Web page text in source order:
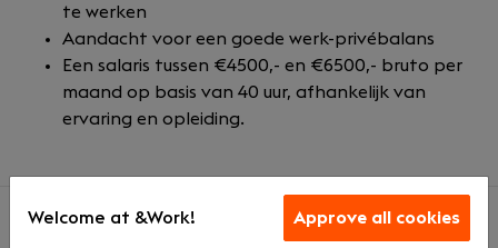
te werken
Aandacht voor een goede werk-privébalans
Een salaris tussen €4500,- en €6500,- bruto per
maand op basis van 40 uur, afhankelijk van
ervaring en opleiding.
Welcome at &Work! Approve all cookies